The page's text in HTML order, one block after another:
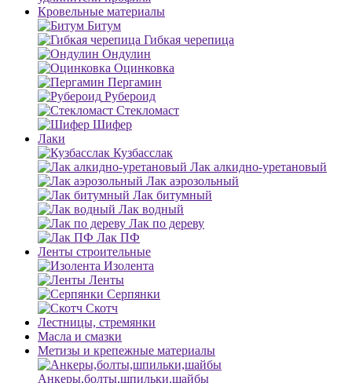
Кровельные материалы
Битум
Гибкая черепица
Ондулин
Оцинковка
Пергамин
Рубероид
Стекломаст
Шифер
Лаки
Кузбасслак
Лак алкидно-уретановый
Лак аэрозольный
Лак битумный
Лак водный
Лак по дереву
Лак ПФ
Ленты строительные
Изолента
Ленты
Серпянки
Скотч
Лестницы, стремянки
Масла и смазки
Метизы и крепежные материалы
Анкеры,болты,шпильки,шайбы